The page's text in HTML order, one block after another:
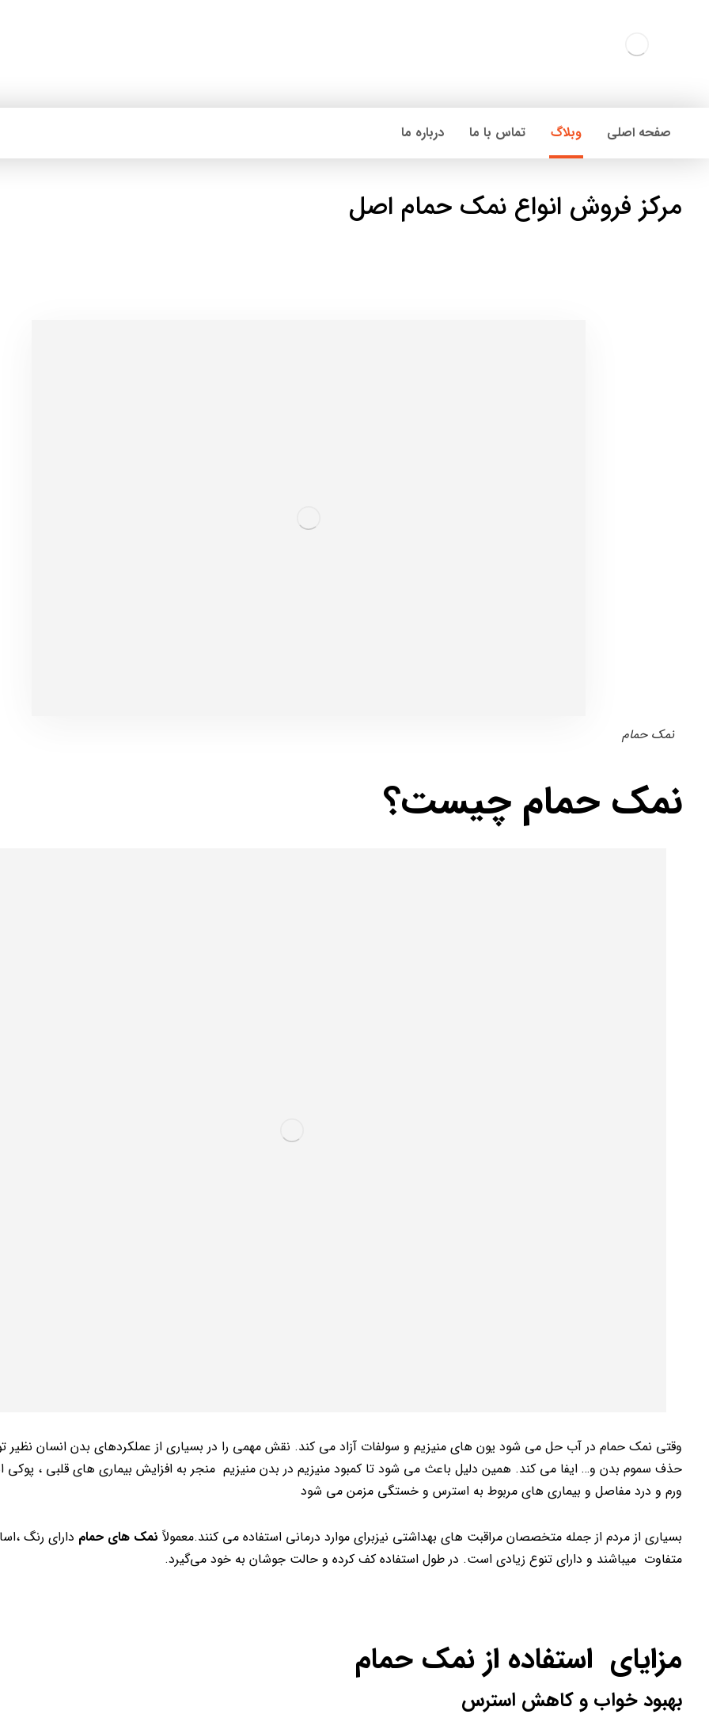
صفحه اصلی وبلاگ تماس با ما درباره ما
مرکز فروش انواع نمک حمام اصل
نمک حمام
نمک حمام چیست؟
وقتی نمک حمام در آب حل می شود یون های منیزیم و سولفات آزاد می کند. نقش مهمی را در بسیاری از عملکردهای بدن انسان نظیر
حذف سموم بدن و… ایفا می کند. همین دلیل باعث می شود تا کمبود منیزیم در بدن منیزیم منجر به افزایش بیماری های قلبی ، پوکی
ورم و درد مفاصل و بیماری های مربوط به استرس و خستگی مزمن می شود
بسیاری از مردم از جمله متخصصان مراقبت های بهداشتی نیزبرای موارد درمانی استفاده می کنند.معمولاً نمک های حمام دارای رنگ
متفاوت میباشند و دارای تنوع زیادی است. در طول استفاده کف کرده و حالت جوشان به خود می‌گیرد.
مزایای استفاده از نمک حمام
بهبود خواب و کاهش استرس